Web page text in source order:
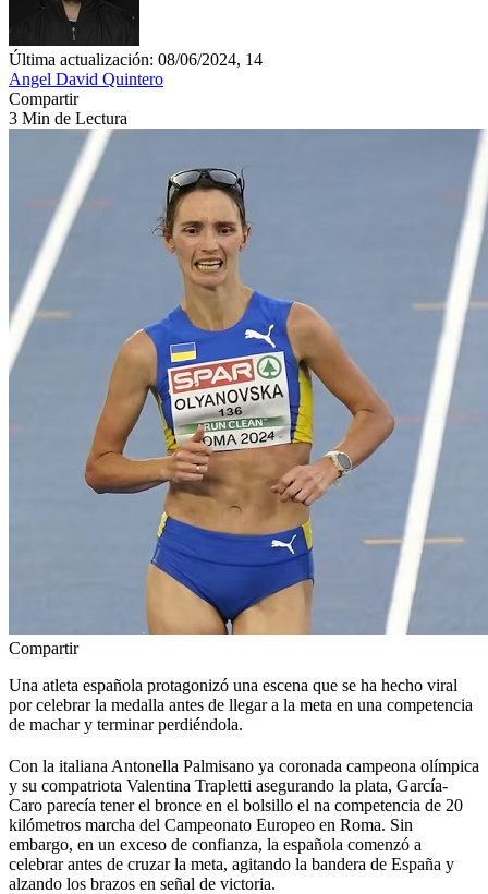
Última actualización: 08/06/2024, 14
Angel David Quintero
Compartir
3 Min de Lectura
Compartir
Una atleta española protagonizó una escena que se ha hecho viral
por celebrar la medalla antes de llegar a la meta en una competencia
de machar y terminar perdiéndola.
Con la italiana Antonella Palmisano ya coronada campeona olímpica
y su compatriota Valentina Trapletti asegurando la plata, García-
Caro parecía tener el bronce en el bolsillo el na competencia de 20
kilómetros marcha del Campeonato Europeo en Roma. Sin
embargo, en un exceso de confianza, la española comenzó a
celebrar antes de cruzar la meta, agitando la bandera de España y
alzando los brazos en señal de victoria.